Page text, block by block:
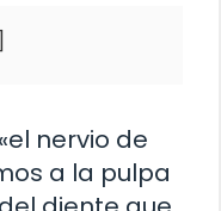
nervio de
a la pulpa